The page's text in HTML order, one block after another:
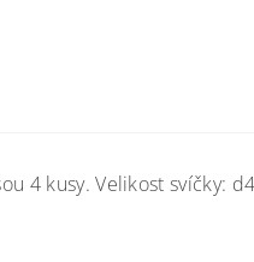
4 kusy. Velikost svíčky: